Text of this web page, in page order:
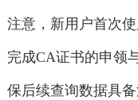
注意，新用户首次
完成CA证书的申领
保后续查询数据具